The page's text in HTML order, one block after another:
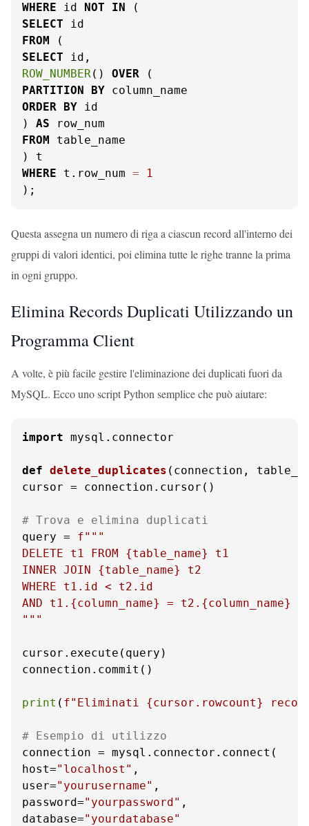
WHERE id NOT IN
SELECT
FROM
SELECT
ROW_NUMBER() OVER
PARTITION
BY
ORDER BY id
) AS
FROM table_name
WHERE t.row_num =
1
);
Questa assegna un numero di riga a ciascun record all'interno dei
gruppi di valori identici, poi elimina tutte le righe tranne la prima
in ogni gruppo.
Elimina Records Duplicati Utilizzando un
Programma Client
A volte, è più facile gestire l'eliminazione dei duplicati fuori da
MySQL. Ecco uno script Python semplice che può aiutare:
import mysql.connector
def delete_duplicates ( connection,
cursor = connection.cursor()
# Trova e elimina duplicati
query = f"""
DELETE t1 FROM {table_name}
t1
INNER JOIN {table_name}
t2
WHERE t1.id < t2.id
AND t1. {column_name} = t2. {column_name}
"""
cursor.execute(query)
connection.commit()
print ( f"Eliminati {cursor.rowcount}
# Esempio di utilizzo
connection = mysql.connector.connect(
host="localhost" ,
user="yourusername" ,
password="yourpassword" ,
database="yourdatabase"